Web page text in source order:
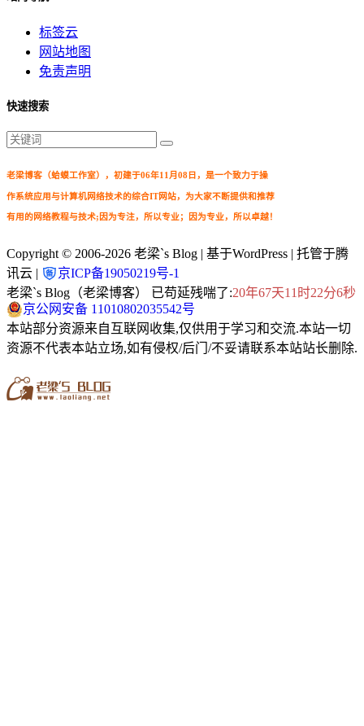
标签云
网站地图
免责声明
快速搜索
老梁博客（蛤蟆工作室），初建于06年11月08日，是一个致力于操
作系统应用与计算机网络技术的综合IT网站，为大家不断提供和推荐
有用的网络教程与技术;因为专注，所以专业；因为专业，所以卓越！
Copyright © 2006-2026 老梁`s Blog | 基于WordPress | 托管于腾
讯云 |
京ICP备19050219号-1
老梁`s Blog（老梁博客） 已苟延残喘了:20年67天11时22分7秒
京公网安备 11010802035542号
本站部分资源来自互联网收集,仅供用于学习和交流.本站一切
资源不代表本站立场,如有侵权/后门/不妥请联系本站站长删除.